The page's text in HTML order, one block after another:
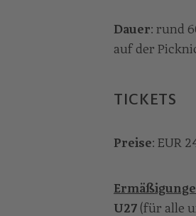
Dauer: rund
auf der
TICKETS
Preise: EUR
U27 (für alle